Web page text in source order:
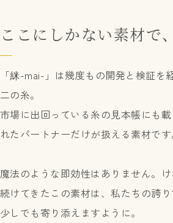
ここにしかない素材で、
「䋛-mai-」は幾度もの開発と検証を
二の糸。
市場に出回っている糸の見本帳にも
れたパートナーだけが扱える素材です
魔法のような即効性はありません。
続けてきたこの素材は、私たちの誇
少しでも寄り添えますように。